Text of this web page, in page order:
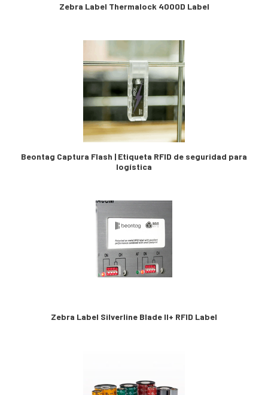
Zebra Label Thermalock 4000D Label
Beontag Captura Flash | Etiqueta RFID de seguridad para
logística
Zebra Label Silverline Blade II+ RFID Label